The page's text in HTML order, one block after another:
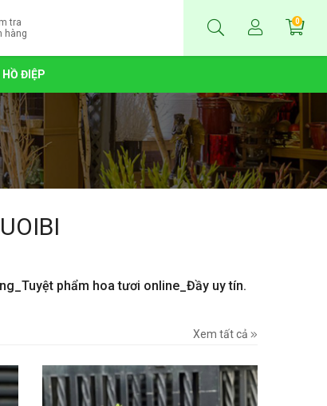
tra
hàng
0
HỒ ĐIỆP
phẩm hoa tươi online_Đầy uy tín.
Xem tất cả